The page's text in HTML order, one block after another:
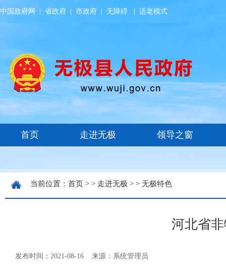
中国政府网 省政府 市政府 无障碍 适老模式
当前位置： 首页 > > 走进无极 > > 无极特色
河北省
发布时间：2021-08-16 来源：系统管理员